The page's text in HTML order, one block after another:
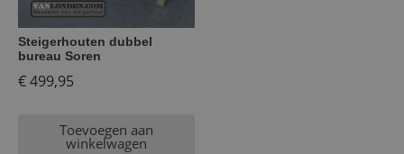
Steigerhouten dubbel
bureau Soren
€499,95
Toevoegen aan
winkelwagen